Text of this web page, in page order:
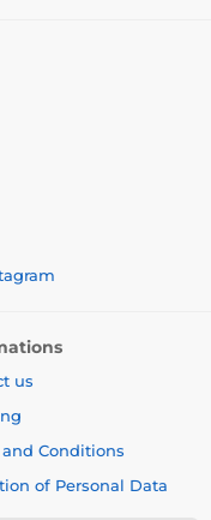
us
and Conditions
of Personal Data